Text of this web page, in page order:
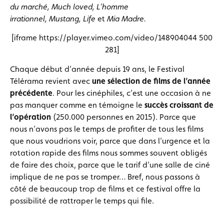
du marché, Much loved, L’homme
irrationnel, Mustang, Life et Mia Madre.
[iframe https://player.vimeo.com/video/148904044 500
281]
Chaque début d’année depuis 19 ans, le Festival
Télérama revient avec une sélection de films de l’année
précédente. Pour les cinéphiles, c’est une occasion à ne
pas manquer comme en témoigne le succès croissant de
l’opération (250.000 personnes en 2015). Parce que
nous n’avons pas le temps de profiter de tous les films
que nous voudrions voir, parce que dans l’urgence et la
rotation rapide des films nous sommes souvent obligés
de faire des choix, parce que le tarif d’une salle de ciné
implique de ne pas se tromper… Bref, nous passons à
côté de beaucoup trop de films et ce festival offre la
possibilité de rattraper le temps qui file.